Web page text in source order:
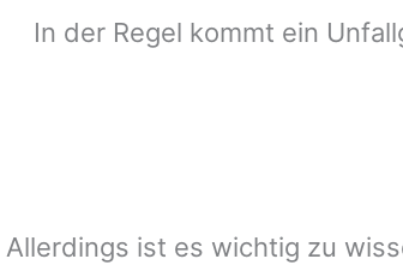
In der Regel kommt ein
Allerdings ist es wichtig zu